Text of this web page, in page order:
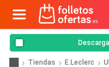
Tiendas E.Leclerc